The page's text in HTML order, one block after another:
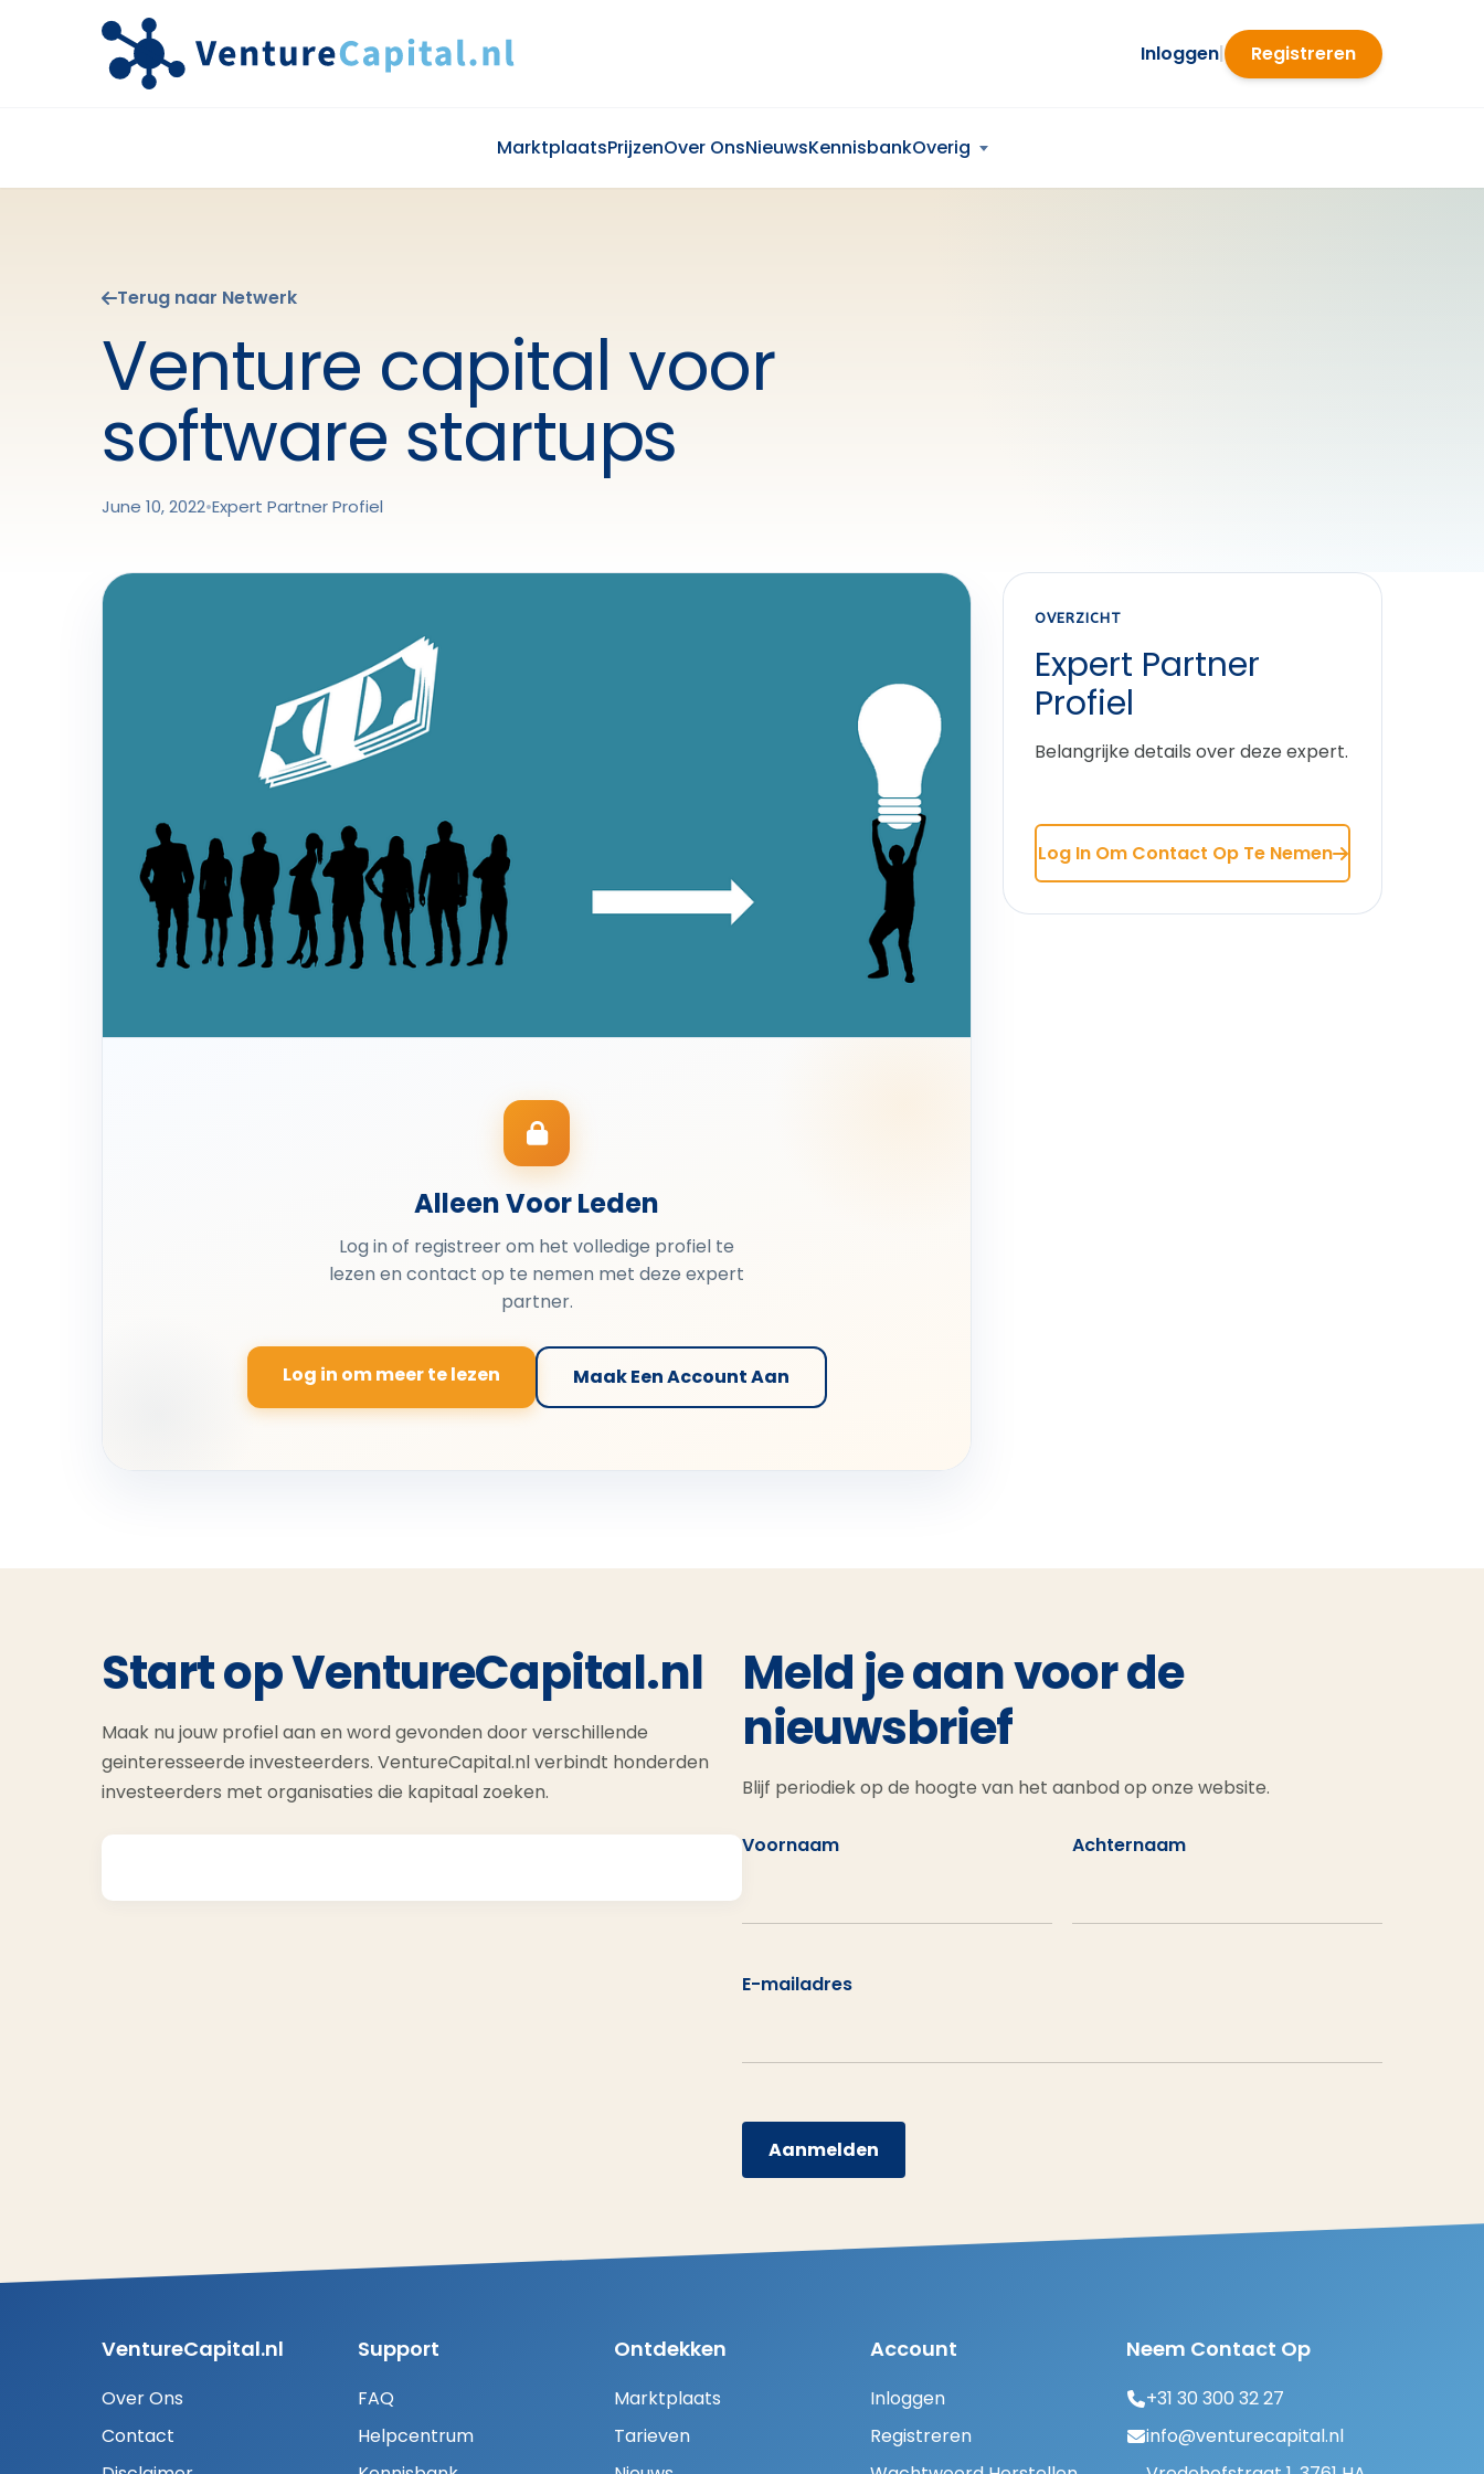
Inloggen| Registreren
MarktplaatsPrijzenOver OnsNieuwsKennisbankOverig
Terug naar Netwerk
Venture capital voor
software startups
June 10, 2022•Expert Partner Profiel
Alleen Voor Leden
Log in of registreer om het volledige profiel te
lezen en contact op te nemen met deze expert
partner.
Log in om meer te lezen Maak Een Account Aan
OVERZICHT
Expert Partner
Profiel
Belangrijke details over deze expert.
Log In Om Contact Op Te Nemen
Start op VentureCapital.nl
Maak nu jouw profiel aan en word gevonden door verschillende
geinteresseerde investeerders. VentureCapital.nl verbindt honderden
investeerders met organisaties die kapitaal zoeken.
Meld je aan voor de
nieuwsbrief
Blijf periodiek op de hoogte van het aanbod op onze website.
Voornaam Achternaam
E-mailadres
Aanmelden
VentureCapital.nl
Over Ons
Contact
Support
FAQ
Helpcentrum
Ontdekken
Marktplaats
Tarieven
Account
Inloggen
Registreren
Neem Contact Op
+31 30 300 32 27
info@venturecapital.nl